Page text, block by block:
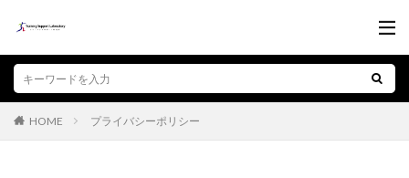
HOME プライバシーポリシー